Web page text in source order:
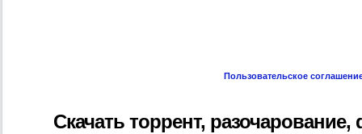
Пользовательское
Скачать торрент,